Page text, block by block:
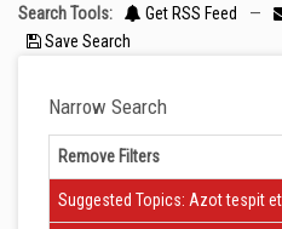
Search Tools: Get RSS Feed —
Save Search
Narrow Search
Remove Filters
Clear Filter
Suggested Topics: Azot tespit